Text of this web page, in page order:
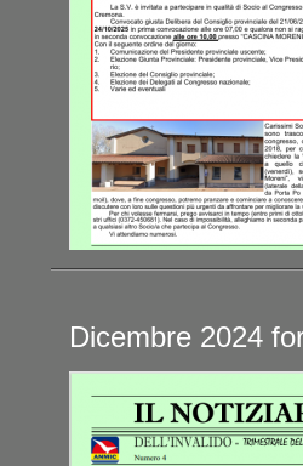
Dicembre 2024